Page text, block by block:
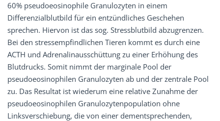
60% pseudoeosinophile Granulozyten in einem
Differenzialblutbild für ein entzündliches Geschehen
sprechen. Hiervon ist das sog. Stressblutbild abzugrenzen.
Bei den stressempfindlichen Tieren kommt es durch eine
ACTH und Adrenalinausschüttung zu einer Erhöhung des
Blutdrucks. Somit nimmt der marginale Pool der
pseudoeosinophilen Granulozyten ab und der zentrale Pool
zu. Das Resultat ist wiederum eine relative Zunahme der
pseudoeosinophilen Granulozytenpopulation ohne
Linksverschiebung, die von einer dementsprechenden,